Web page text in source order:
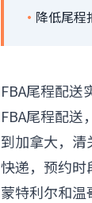
· 降低尾程
FBA尾程配送
FBA尾程配送
到加拿大，
快递，预约
蒙特利尔和